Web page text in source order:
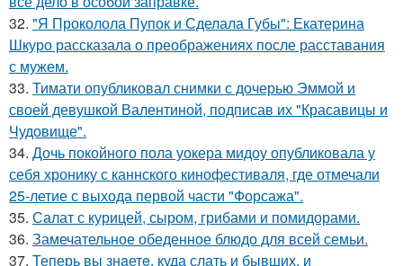
32. "Я Проколола Пупок и Сделала Губы": Екатерина
Шкуро рассказала о преображениях после расставания
с мужем.
33. Тимати опубликовал снимки с дочерью Эммой и
своей девушкой Валентиной, подписав их "Красавицы и
Чудовище".
34. Дочь покойного пола уокера мидоу опубликовала у
себя хронику с каннского кинофестиваля, где отмечали
25-летие с выхода первой части "Форсажа".
35. Салат с курицей, сыром, грибами и помидорами.
36. Замечательное обеденное блюдо для всей семьи.
37. Теперь вы знaетe, куда слать и бывших, и